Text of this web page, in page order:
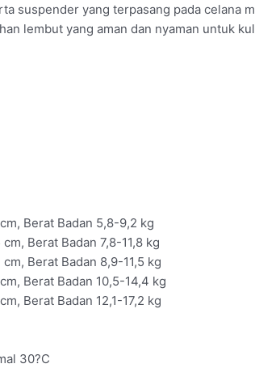
suspender yang terpasang pada celana
lembut yang aman dan nyaman untuk
Berat Badan 5,8-9,2 kg
Berat Badan 7,8-11,8 kg
Berat Badan 8,9-11,5 kg
Berat Badan 10,5-14,4 kg
Berat Badan 12,1-17,2 kg
30?C